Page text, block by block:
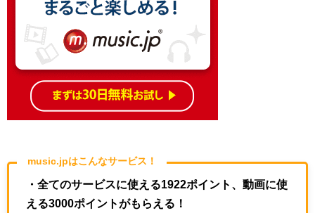
music.jpはこんなサービス！
・全てのサービスに使える1922ポイント、動画に使
える3000ポイントがもらえる！